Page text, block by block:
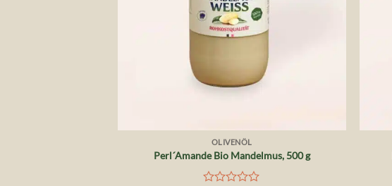
OLIVENÖL
Perl´Amande Bio Mandelmus, 500 g